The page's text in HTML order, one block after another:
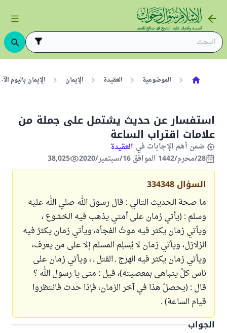
الموضوعية العقيدة الإيمان الإيمان باليوم
استفسار عن حديث يشتمل على جملة من
علامات اقتراب الساعة
ضمن أهم الإجابات في العقيدة
28/محرم/1442 الموافق 16/سبتمبر/2020
38,025
السؤال 334348
ما صحة الحديث التالي : قال رسول الله صلي الله عليه
وسلم : (يأتي زمان على أمتي يذهب فيه الخشوع ،
ويأتي زمان يكثر فيه موتُ الفجأه، ويأتي زمان يكثرُ فيه
الزﻻزل، ويأتي زمان ﻻ يُسلِم المسلم إﻻ على من يعرف،
ويأتي زمان يكثر فيه الهرج ـ القتل ـ ، ويأتي زمان على
ناس كلً يتباهى بمعصيته)، قيل : متى يا رسول الله ؟
قال : (يحصلُ هذا في آخر الزمان، فإذا حدث فانتظروا
قيام الساعة) .
الجواب